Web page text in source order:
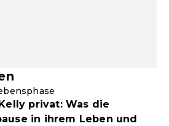
privat: Was die
in ihrem Leben und